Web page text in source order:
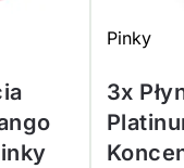
Pinky
3x